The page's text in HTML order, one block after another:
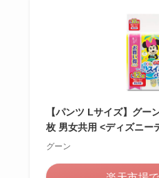
【パンツ Lサイズ】グー
枚 男女共用 <ディズニー
グーン